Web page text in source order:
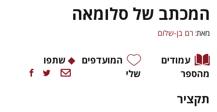
המכתב של סלומאה
מאת: רם בן-שלום
עמודים
מהספר
המועדפים
שלי
שתפו
תקציר